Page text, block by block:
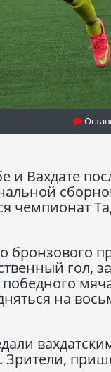
и Вахдате
чемпионат
бронзового
гол,
на
Зрители,